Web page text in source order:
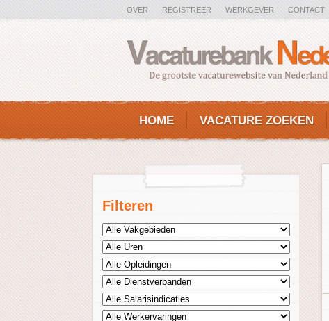
OVER REGISTREER WERKGEVER CONTACT
HOME VACATURE ZOEKEN
Filteren